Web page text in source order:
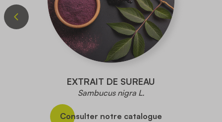
EXTRAIT DE SUREAU
Sambucus nigra L.
Consulter notre catalogue